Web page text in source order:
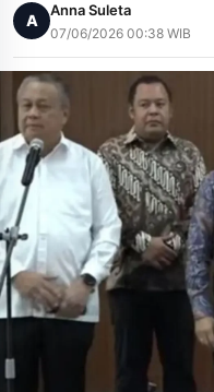
A
Anna Suleta
07/06/2026 00:38 WIB